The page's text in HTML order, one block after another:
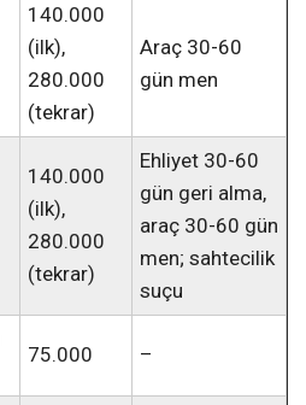
140.000
(ilk),
280.000
(tekrar)
Araç 30-60
gün men
140.000
(ilk),
280.000
(tekrar)
Ehliyet 30-60
gün geri alma,
araç 30-60 gün
men; sahtecilik
suçu
75.000 –